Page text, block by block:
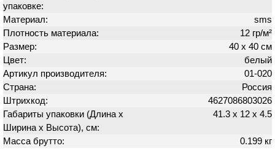
упаковке:
Материал:
sms
Плотность материала:
12 гр/м²
Размер:
40 х 40 см
Цвет:
белый
Артикул производителя:
01-020
Страна:
Россия
Штрихкод:
4627086803026
Габариты упаковки (Длина х
Ширина х Высота), см:
41.3 х 12 х 4.5
Масса брутто: 0.199 кг